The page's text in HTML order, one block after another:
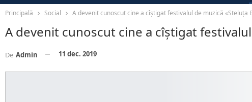
Principală Social A devenit cunoscut cine a cîștigat festivalul de muzică «Steluța
A devenit cunoscut cine a cîștigat
De Admin 11 dec. 2019